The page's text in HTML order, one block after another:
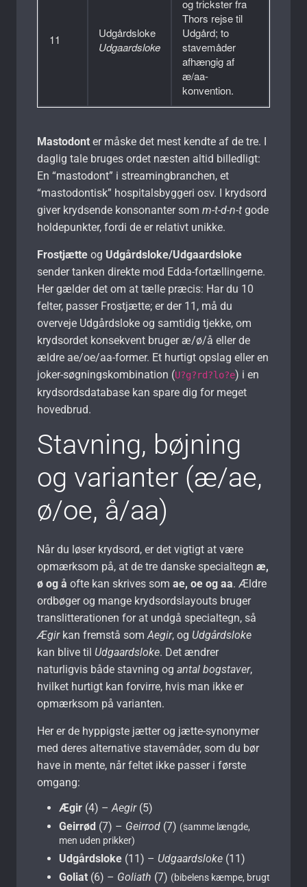
11
Udgårdsloke
Udgaardsloke
og trickster fra
Thors rejse til
Udgård; to
stavemåder
afhængig af
æ/aa-
konvention.
Mastodont er måske det mest kendte af de tre. I
daglig tale bruges ordet næsten altid billedligt:
En “mastodont” i streamingbranchen, et
“mastodontisk” hospitalsbyggeri osv. I krydsord
giver krydsende konsonanter som m-t-d-n-t gode
holdepunkter, fordi de er relativt unikke.
Frostjætte og Udgårdsloke/Udgaardsloke
sender tanken direkte mod Edda-fortællingerne.
Her gælder det om at tælle præcis: Har du 10
felter, passer Frostjætte; er der 11, må du
overveje Udgårdsloke og samtidig tjekke, om
krydsordet konsekvent bruger æ/ø/å eller de
ældre ae/oe/aa-former. Et hurtigt opslag eller en
joker-søgningskombination (U?g?rd?lo?e) i en
krydsordsdatabase kan spare dig for meget
hovedbrud.
Stavning, bøjning
og varianter (æ/ae,
ø/oe, å/aa)
Når du løser krydsord, er det vigtigt at være
opmærksom på, at de tre danske specialtegn æ,
ø og å ofte kan skrives som ae, oe og aa. Ældre
ordbøger og mange krydsordslayouts bruger
translitterationen for at undgå specialtegn, så
Ægirkan fremstå somAegir, og Udgårdsloke
kan blive til Udgaardsloke. Det ændrer
naturligvis både stavning og antal bogstaver,
hvilket hurtigt kan forvirre, hvis man ikke er
opmærksom på varianten.
Her er de hyppigste jætter og jætte-synonymer
med deres alternative stavemåder, som du bør
have in mente, når feltet ikke passer i første
omgang:
Ægir (4) –Aegir(5)
Geirrød (7) – Geirrod (7) (samme længde,
men uden prikker)
Udgårdsloke (11) – Udgaardsloke (11)
Goliat (6) – Goliath (7) (bibelens kæmpe, brugt